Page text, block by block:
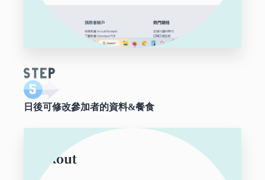
日後可修改參加者的資料&餐食